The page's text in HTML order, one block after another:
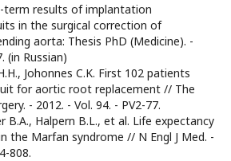
term results of implantation
in the surgical correction of
aorta: Thesis PhD (Medicine). -
(in Russian)
Johonnes C.K. First 102 patients
for aortic root replacement // The
- 2012. - Vol. 94. - PV2-77.
B.A., Halpern B.L., et al. Life expectancy
the Marfan syndrome // N Engl J Med. -
808.